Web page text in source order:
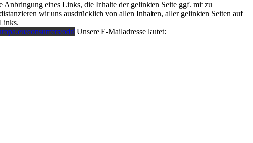
eines Links, die Inhalte der gelinkten Seite ggf. mit zu
wir uns ausdrücklich von allen Inhalten, aller gelinkten Seiten auf
consumers/odr/Unsere E-Mailadresse lautet: